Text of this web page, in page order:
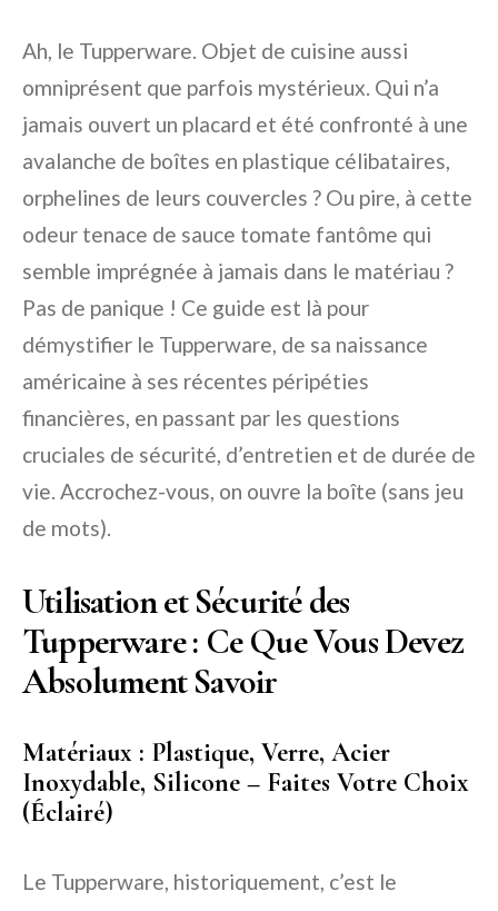
Ah, le Tupperware. Objet de cuisine aussi
omniprésent que parfois mystérieux. Qui n’a
jamais ouvert un placard et été confronté à une
avalanche de boîtes en plastique célibataires,
orphelines de leurs couvercles ? Ou pire, à cette
odeur tenace de sauce tomate fantôme qui
semble imprégnée à jamais dans le matériau ?
Pas de panique ! Ce guide est là pour
démystifier le Tupperware, de sa naissance
américaine à ses récentes péripéties
financières, en passant par les questions
cruciales de sécurité, d’entretien et de durée de
vie. Accrochez-vous, on ouvre la boîte (sans jeu
de mots).
Utilisation et Sécurité des
Tupperware : Ce Que Vous Devez
Absolument Savoir
Matériaux : Plastique, Verre, Acier
Inoxydable, Silicone – Faites Votre Choix
(Éclairé)
Le Tupperware, historiquement, c’est le